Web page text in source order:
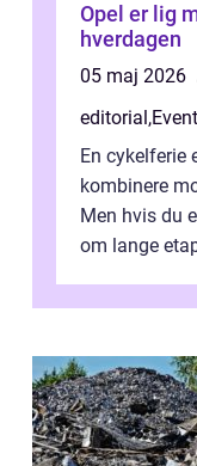
Opel er lig
hverdagen
05 maj 2026
editorial ,
En cykelferie
kombinere
Men hvis du
om lange